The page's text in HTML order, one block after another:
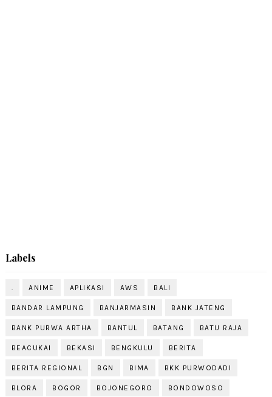
Labels
. ANIME APLIKASI AWS BALI
BANDAR LAMPUNG BANJARMASIN BANK JATENG
BANK PURWA ARTHA BANTUL BATANG BATU RAJA
BEACUKAI BEKASI BENGKULU BERITA
BERITA REGIONAL BGN BIMA BKK PURWODADI
BLORA BOGOR BOJONEGORO BONDOWOSO